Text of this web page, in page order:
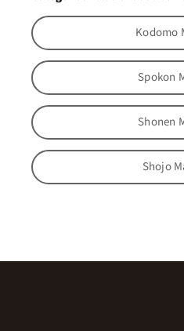
Kodomo
Spokon
Shonen
Shojo